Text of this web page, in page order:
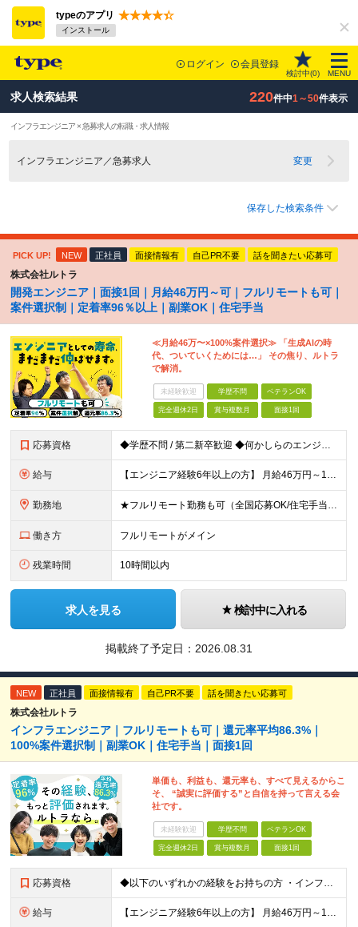
typeのアプリ
インストール
ログイン 会員登録
検討中(0) MENU
求人検索結果 220件中1～50件表示
インフラエンジニア × 急募求人の転職・求人情報
インフラエンジニア／急募求人 変更
保存した検索条件
PICK UP! NEW 正社員 面接情報有 自己PR不要 話を聞きたい応募可
株式会社ルトラ
開発エンジニア｜面接1回｜月給46万円～可｜フルリモートも可｜
案件選択制｜定着率96％以上｜副業OK｜住宅手当
≪月給46万〜×100%案件選択≫ 「生成AIの時
代、ついていくためには…」 その焦り、ルトラ
で解消。
未経験歓迎 学歴不問 ベテランOK
完全週休2日 賞与複数月 面接1回
応募資格 ◆学歴不問 / 第二新卒歓迎 ◆何かしらのエンジニア経験をお持ちの方 （言語・期間・フェーズ不問） 経験浅めの方も遠慮なくご応募ください！ ■入社前Q＆A ────── ◎実力に見合った報酬が手に
給与 【エンジニア経験6年以上の方】 月給46万円～100万円（固定残業代含む） ※上記月給には月30時間分の固定残業代（月8万7,400円～月19万円）を含む。超過分は全額支給。 【エンジニア経験4年以
勤務地 ★フルリモート勤務も可（全国応募OK/住宅手当を支給します） ※案件によって常駐が必要になる場合があります。 ※希望がない限り、転勤はありません ※U・Iターン歓迎 ★ルトラの社員は全国各地で活躍中
働き方 フルリモートがメイン
残業時間 10時間以内
求人を見る 検討中に入れる
掲載終了予定日： 2026.08.31
NEW 正社員 面接情報有 自己PR不要 話を聞きたい応募可
株式会社ルトラ
インフラエンジニア｜フルリモートも可｜還元率平均86.3%｜
100%案件選択制｜副業OK｜住宅手当｜面接1回
単価も、利益も、還元率も、すべて見えるからこ
そ、 “誠実に評価する”と自信を持って言える会
社です。
未経験歓迎 学歴不問 ベテランOK
完全週休2日 賞与複数月 面接1回
応募資格 ◆以下のいずれかの経験をお持ちの方 ・インフラ設計・構築の実務経験（オンプレ/クラウドどちらもOK） ・クラウド環境下での運用保守に関する実務経験 ◆学歴不問 ＜こんな方は特に歓迎します＞ ◎これま
給与 【エンジニア経験6年以上の方】 月給46万円～100万円（固定残業代含む） ※上記月給には月30時間分の固定残業代（月8万7,400円～月19万円）を含む。超過分は全額支給。 【エンジニア経験4年以